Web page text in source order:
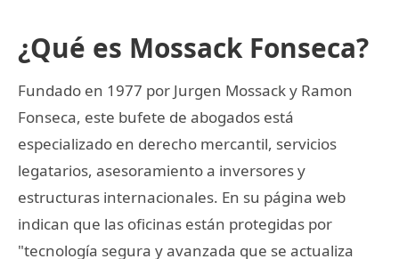
¿Qué es Mossack Fonseca?
Fundado en 1977 por Jurgen Mossack y Ramon
Fonseca, este bufete de abogados está
especializado en derecho mercantil, servicios
legatarios, asesoramiento a inversores y
estructuras internacionales. En su página web
indican que las oficinas están protegidas por
"tecnología segura y avanzada que se actualiza